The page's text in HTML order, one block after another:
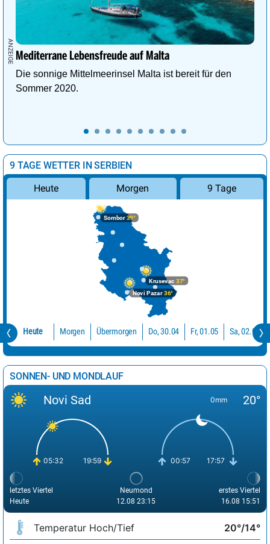
Mediterrane Lebensfreude auf Malta
Die sonnige Mittelmeerinsel Malta ist bereit für den
Sommer 2020.
9 TAGE WETTER IN SERBIEN
Heute Morgen 9 Tage
Sombor39°
Novi Pazar36°
Krusevac 37°
Heute Morgen Übermorgen Do, 30.04 Fr, 01.05 Sa, 02.05
SONNEN- UND MONDLAUF
Novi Sad 0mm 20°
05:32 19:59 00:57 17:57
letztes Viertel
Heute
Neumond
12.08 23:15
erstes Viertel
16.08 15:51
Temperatur Hoch/Tief 20°/14°